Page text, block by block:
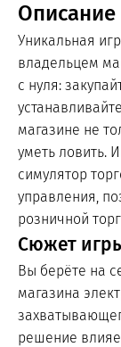
Описание
Уникальная
владельцем
с нуля:
магазине не
уметь ловить.
симулятор
управления,
розничной
Сюжет
Вы берёте на
магазина
решение